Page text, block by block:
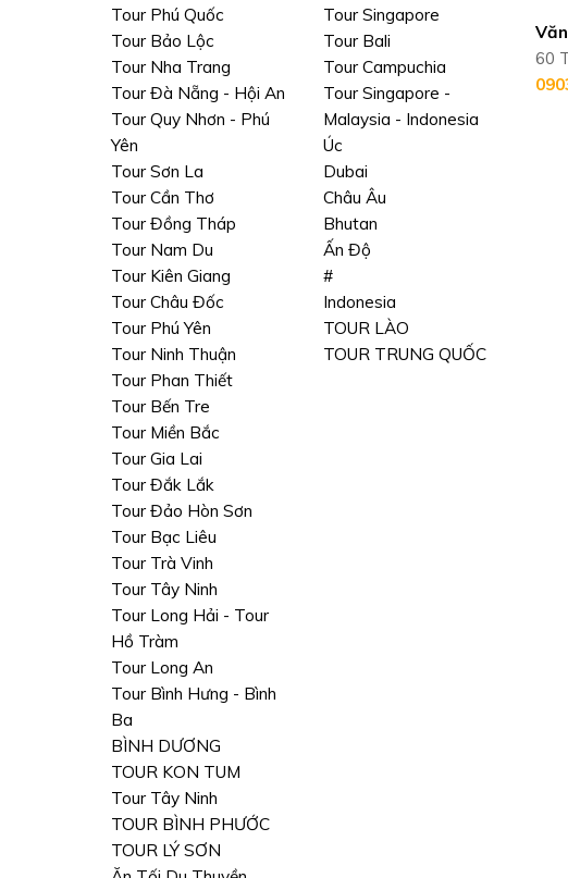
Tour Phú Quốc
Tour Bảo Lộc
Tour Nha Trang
Tour Đà Nẵng - Hội An
Tour Quy Nhơn - Phú
Yên
Tour Sơn La
Tour Cần Thơ
Tour Đồng Tháp
Tour Nam Du
Tour Kiên Giang
Tour Châu Đốc
Tour Phú Yên
Tour Ninh Thuận
Tour Phan Thiết
Tour Bến Tre
Tour Miền Bắc
Tour Gia Lai
Tour Đắk Lắk
Tour Đảo Hòn Sơn
Tour Bạc Liêu
Tour Trà Vinh
Tour Tây Ninh
Tour Long Hải - Tour
Hồ Tràm
Tour Long An
Tour Bình Hưng - Bình
Ba
BÌNH DƯƠNG
TOUR KON TUM
Tour Tây Ninh
TOUR BÌNH PHƯỚC
TOUR LÝ SƠN
Tour Singapore
Tour Bali
Tour Campuchia
Tour Singapore -
Malaysia - Indonesia
Úc
Dubai
Châu Âu
Bhutan
Ấn Độ
#
Indonesia
TOUR LÀO
TOUR TRUNG QUỐC
60